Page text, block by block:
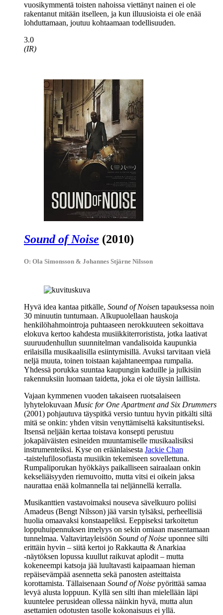
vuosikymmentä toisten nahoissa viettänyt nainen ei ole
rakentanut mitään itselleen, ja kun illuusioista ei ole enää
lohduttamaan, joutuu kohtaamaan todellisuuden.
3.0
(IR)
Sound of Noise (2010)
O: Ola Simonsson & Johannes Stjärne Nilsson
Hyvä idea kantaa pitkälle, Sound of Noisen tapauksessa noin
30 minuutin tuntumaan. Alkupuolellaan hauskoja
henkilöhahmointroja puhtaaseen nerokkuuteen sekoittava
elokuva kertoo kahdesta musiikkiterroristista, jotka laativat
suuruudenhullun suunnitelman vandalisoida kaupunkia
erilaisilla musikaalisilla esiintymisillä. Avuksi tarvitaan vielä
neljä muuta, toinen toistaan kajahtaneempaa rumpalia.
Yhdessä porukka suuntaa kaupungin kaduille ja julkisiin
rakennuksiin luomaan taidetta, joka ei ole täysin laillista.
Vajaan kymmenen vuoden takaiseen ruotsalaiseen
lyhytelokuvaan Music for One Apartment and Six Drummers
(2001) pohjautuva täyspitkä versio tuntuu hyvin pitkälti siltä
mitä se onkin: yhden vitsin venyttämiseltä kaksituntiseksi.
Itsensä neljään kertaa toistava konsepti perustuu
jokapäiväisten esineiden muuntamiselle musikaalisiksi
instrumenteiksi. Kyse on eräänlaisesta Jackie Chan
‑taistelufilosofiasta musiikin tekemiseen sovellettuna.
Rumpaliporukan hyökkäys paikalliseen sairaalaan onkin
kekseliäisyyden riemuvoitto, mutta vitsi ei oikein jaksa
naurattaa enää kolmannella tai neljännellä kerralla.
Musikanttien vastavoimaksi nouseva sävelkuuro poliisi
Amadeus (Bengt Nilsson) jää varsin tylsäksi, perheellisiä
huolia omaavaksi konstaapeliksi. Eeppiseksi tarkoitetun
loppuhuipennuksen imelyys on sekin omiaan masentamaan
tunnelmaa. Valtavirtayleisöön Sound of Noise uponnee silti
erittäin hyvin – siitä kertoi jo Rakkautta & Anarkiaa
‑näytöksen lopussa kuullut raikuvat aplodit – mutta
kokeneempi katsoja jää luultavasti kaipaamaan hieman
repäisevämpää asennetta sekä panosten asteittaista
korottamista. Tällaisenaan Sound of Noise pyörittää samaa
levyä alusta loppuun. Kyllä sen silti ihan mielellään läpi
kuuntelee perusidean ollessa näinkin hyvä, mutta alun
asettamien odotusten tasolle kokonaisuus ei yllä.